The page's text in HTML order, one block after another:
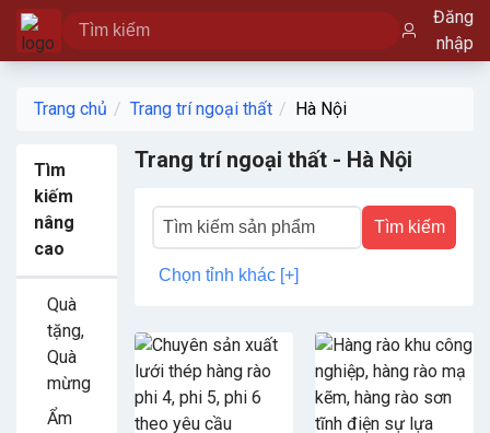
Đăng
nhập
Trang chủ Trang trí ngoại thất Hà Nội
Trang trí ngoại thất - Hà Nội
Tìm kiếm
Chọn tỉnh khác [+]
Tìm
kiếm
nâng
cao
Quà
tặng,
Quà
mừng
Ẩm